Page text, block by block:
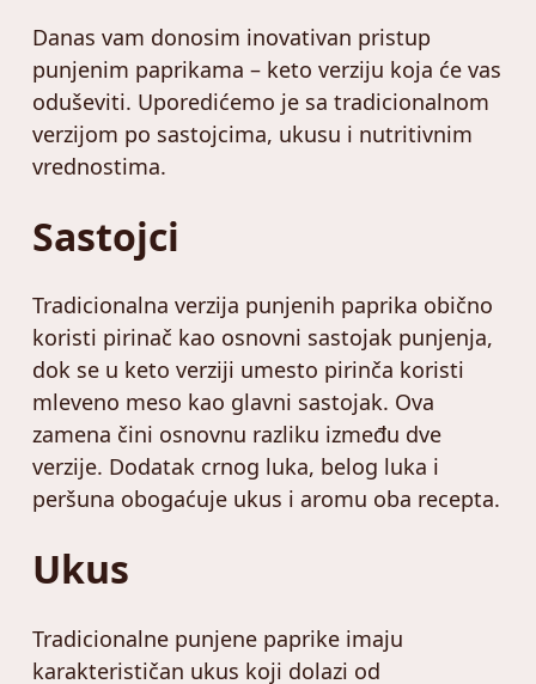
Danas vam donosim inovativan pristup
punjenim paprikama – keto verziju koja će vas
oduševiti. Uporedićemo je sa tradicionalnom
verzijom po sastojcima, ukusu i nutritivnim
vrednostima.
Sastojci
Tradicionalna verzija punjenih paprika obično
koristi pirinač kao osnovni sastojak punjenja,
dok se u keto verziji umesto pirinča koristi
mleveno meso kao glavni sastojak. Ova
zamena čini osnovnu razliku između dve
verzije. Dodatak crnog luka, belog luka i
peršuna obogaćuje ukus i aromu oba recepta.
Ukus
Tradicionalne punjene paprike imaju
karakterističan ukus koji dolazi od